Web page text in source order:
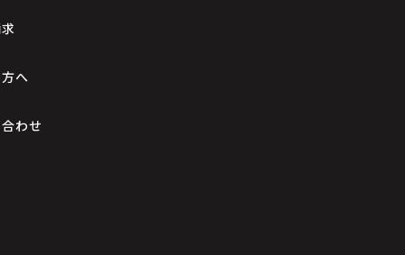
へ
わせ